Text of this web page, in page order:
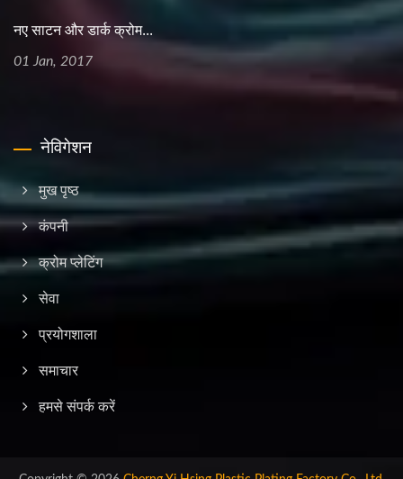
नए साटन और डार्क क्रोम...
01 Jan, 2017
नेविगेशन
मुख पृष्ठ
कंपनी
क्रोम प्लेटिंग
सेवा
प्रयोगशाला
समाचार
हमसे संपर्क करें